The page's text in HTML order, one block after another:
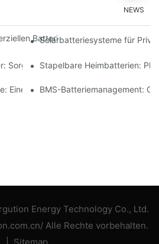
NEWS
Batteriespeicherung: Trends
Solarbatteriesysteme für
Sorgen Sie für eine sichere
Stapelbare Heimbatterien:
Eine nachhaltige Wahl für die
BMS-Batteriemanagement:
Energy Technology Co., Ltd.
Alle Rechte vorbehalten.